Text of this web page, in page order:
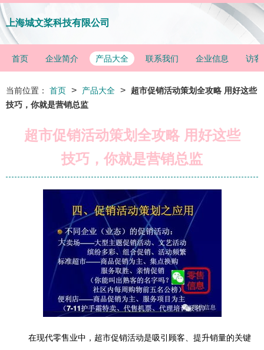
上海城文桨科技有限公司
首页 企业简介 产品大全 联系我们 企业信息 访客
当前位置： 首页 > 产品大全 >
超市促销活动策划全攻略 用好这些
技巧，你就是营销总监
超市促销活动策划全攻略 用好这些
技巧，你就是营销总监
在现代零售业中，超市促销活动是吸引顾客、提升销量的关键